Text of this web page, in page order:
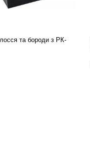
та бороди з РК-